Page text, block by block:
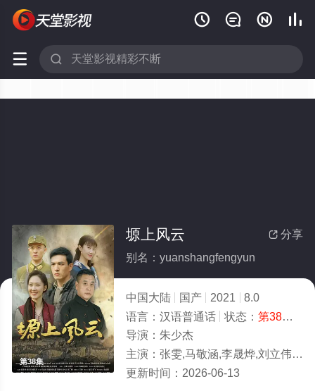
   
 
第38集
 分享
塬上风云
别名：yuanshangfengyun
中国大陆 国产 2021
8.0
语言： 汉语普通话 状态： 第38集
导演： 朱少杰
主演： 张雯,马敬涵,李晟烨,刘立伟,王澜,张亚坤,金璐莹,薛奇,杨皓宇
更新时间： 2026-06-13